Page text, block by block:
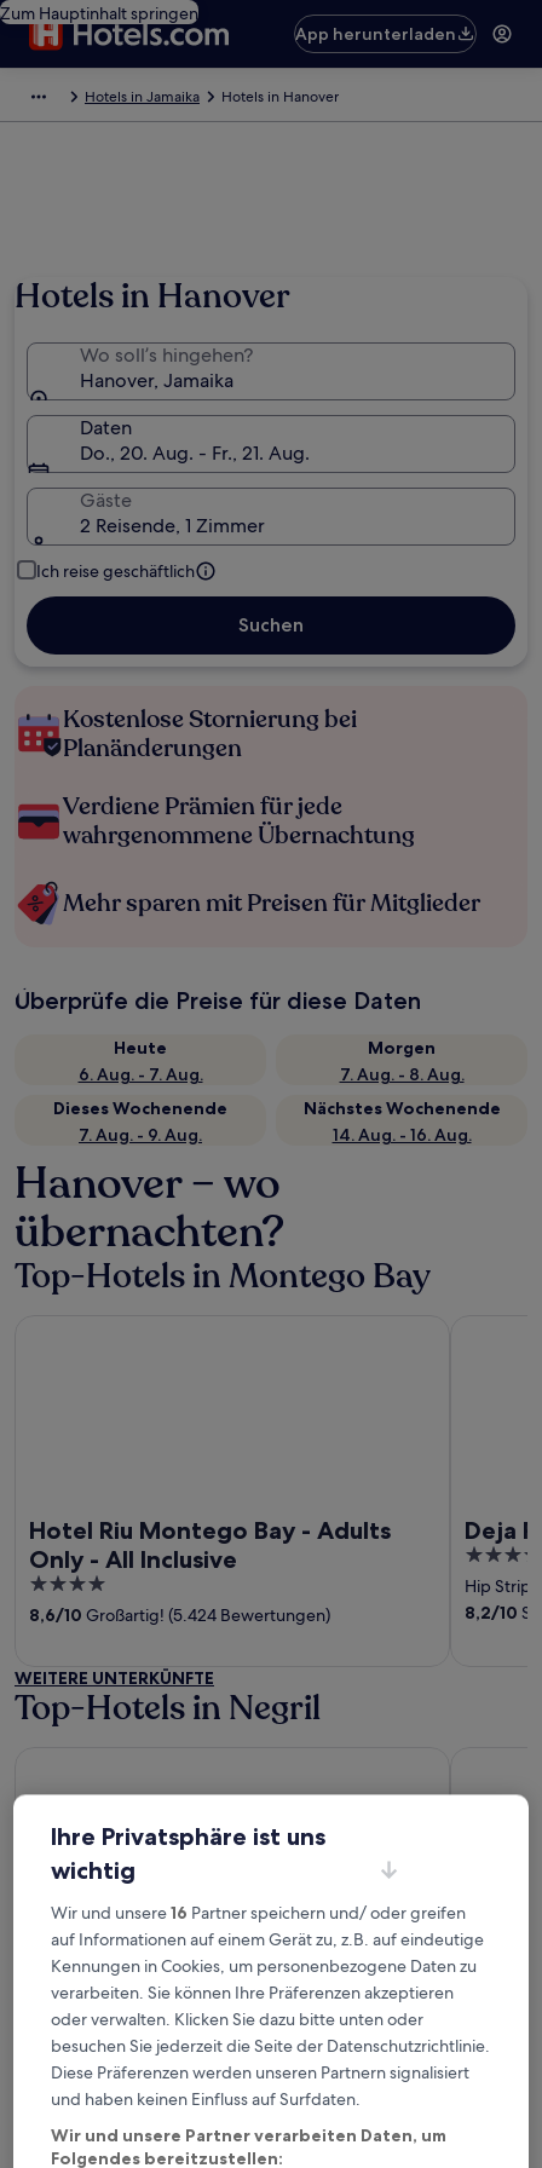
Zum Hauptinhalt springen
App herunterladen
Hotels in Jamaika Hotels in Hanover
Hotels in Hanover
Wo soll’s hingehen?
Hanover, Jamaika
Daten
Do., 20. Aug. - Fr., 21. Aug.
Gäste
2 Reisende, 1 Zimmer
Ich reise geschäftlich
Suchen
Kostenlose Stornierung bei
Planänderungen
Verdiene Prämien für jede
wahrgenommene Übernachtung
Mehr sparen mit Preisen für Mitglieder
Überprüfe die Preise für diese Daten
Heute
6. Aug. - 7. Aug.
Morgen
7. Aug. - 8. Aug.
Dieses Wochenende
7. Aug. - 9. Aug.
Nächstes Wochenende
14. Aug. - 16. Aug.
Hanover – wo
übernachten?
Top-Hotels in Montego Bay
Hotel Riu Montego Bay - Adults
Only - All Inclusive
4
out
8,6/10 Großartig! (5.424 Bewertungen)
Deja
3.5
out
of
Hip Strip
8,2/10
WEITERE UNTERKÜNFTE
Top-Hotels in Negril
Hotel Riu Negril - All Inclusive
out
8,2/10Sehr gut! (1.003 Bewertungen)
Hotel
out
of
8,6
Top-Hotels in Green Island
Princess Grand Jamaica Resort - All Inclusive
Ihre Privatsphäre ist uns
wichtig
Wir und unsere16 Partner speichern und/ oder greifen
auf Informationen auf einem Gerät zu, z.B. auf eindeutige
Kennungen in Cookies, um personenbezogene Daten zu
verarbeiten. Sie können Ihre Präferenzen akzeptieren
oder verwalten. Klicken Sie dazu bitte unten oder
besuchen Sie jederzeit die Seite der Datenschutzrichtlinie.
Diese Präferenzen werden unseren Partnern signalisiert
und haben keinen Einfluss auf Surfdaten.
Wir und unsere Partner verarbeiten Daten, um
Folgendes bereitzustellen: